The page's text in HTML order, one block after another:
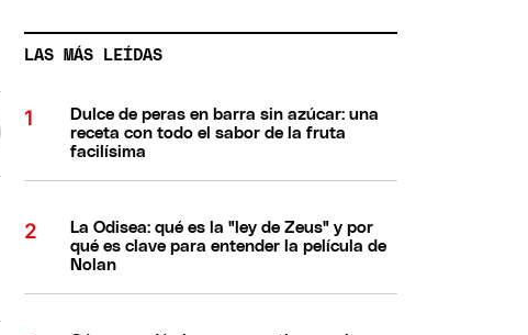
LAS MÁS LEÍDAS
Dulce de peras en barra sin azúcar: una
receta con todo el sabor de la fruta
facilísima
La Odisea: qué es la "ley de Zeus" y por
qué es clave para entender la película de
Nolan